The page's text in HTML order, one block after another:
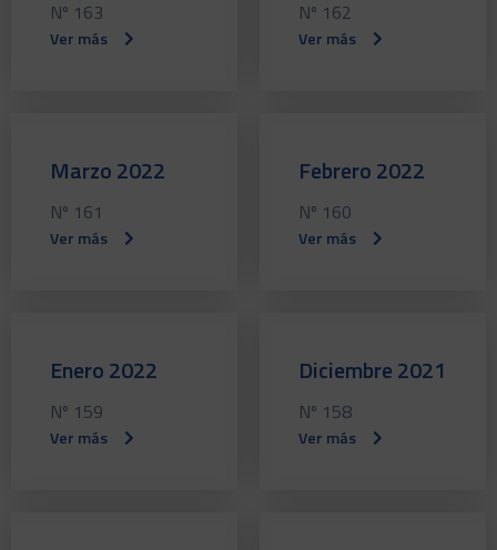
Nº 163
Ver más
Nº 162
Ver más
Marzo 2022
Nº 161
Ver más
Febrero 2022
Nº 160
Ver más
Enero 2022
Nº 159
Ver más
Diciembre 2021
Nº 158
Ver más